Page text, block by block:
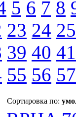
5 6 7 8
23 24 25
39 40 41
55 56 57
Сортировка по: